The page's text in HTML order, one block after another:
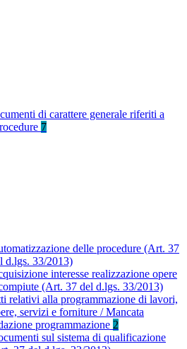
di carattere generale riferiti a
7
delle procedure (Art. 37
d.lgs. 33/2013)
interesse realizzazione opere
(Art. 37 del d.lgs. 33/2013)
relativi alla programmazione di lavori,
servizi e forniture / Mancata
programmazione 2
sul sistema di qualificazione